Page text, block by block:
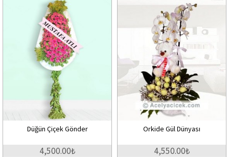
Düğün Çiçek Gönder
4,500.00₺
Orkide Gül Dünyası
4,550.00₺